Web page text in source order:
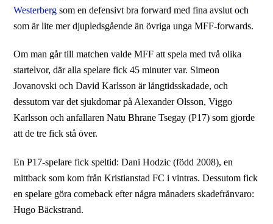
Westerberg som en defensivt bra forward med fina avslut och
som är lite mer djupledsgående än övriga unga MFF-forwards.
Om man går till matchen valde MFF att spela med två olika
startelvor, där alla spelare fick 45 minuter var. Simeon
Jovanovski och David Karlsson är långtidsskadade, och
dessutom var det sjukdomar på Alexander Olsson, Viggo
Karlsson och anfallaren Natu Bhrane Tsegay (P17) som gjorde
att de tre fick stå över.
En P17-spelare fick speltid: Dani Hodzic (född 2008), en
mittback som kom från Kristianstad FC i vintras. Dessutom fick
en spelare göra comeback efter några månaders skadefrånvaro:
Hugo Bäckstrand.